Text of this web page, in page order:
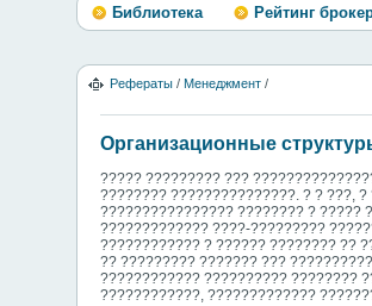
Библиотека Рейтинг
Рефераты / Менеджмент /
Организационные
????? ????????? ???
???????? ???????????????. ? ? ???,
???????????????? ???????? ? ?????
????????????? ????-?????????
???????????? ? ?????? ???????? ??
?? ????????? ??????? ???
???????????? ?????????? ????????
????????????, ?????????????